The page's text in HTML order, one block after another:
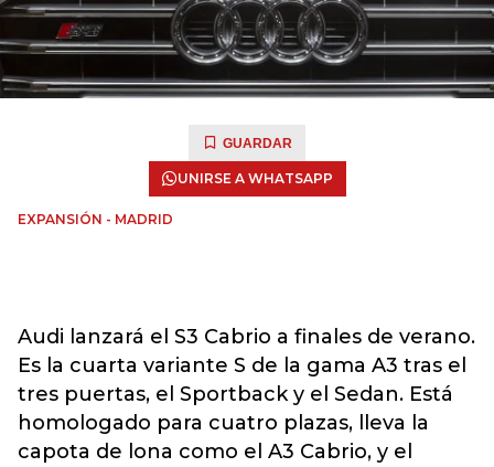
GUARDAR
UNIRSE A WHATSAPP
EXPANSIÓN - MADRID
Audi lanzará el S3 Cabrio a finales de verano.
Es la cuarta variante S de la gama A3 tras el
tres puertas, el Sportback y el Sedan. Está
homologado para cuatro plazas, lleva la
capota de lona como el A3 Cabrio, y el